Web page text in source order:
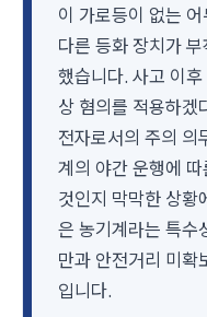
이 가로등이 없는
다른 등화 장치가
했습니다. 사고 이
상 혐의를 적용하겠
전자로서의 주의 의
계의 야간 운행에
것인지 막막한 상황
은 농기계라는 특수
만과 안전거리 미확
입니다.